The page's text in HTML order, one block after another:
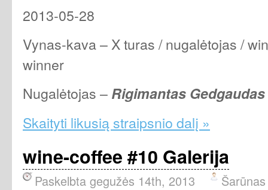
2013-05-28
Vynas-kava – X turas / nugalėtojas /
winner
Nugalėtojas – Rigimantas Gedgaudas
Skaityti likusią straipsnio dalį »
wine-coffee #10 Galerija
Paskelbta gegužės 14th, 2013 Šarūnas